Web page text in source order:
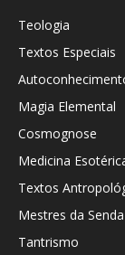
Teologia
Textos Especiais
Magia Elemental
Cosmognose
Medicina
Textos
Mestres da Senda
Tantrismo